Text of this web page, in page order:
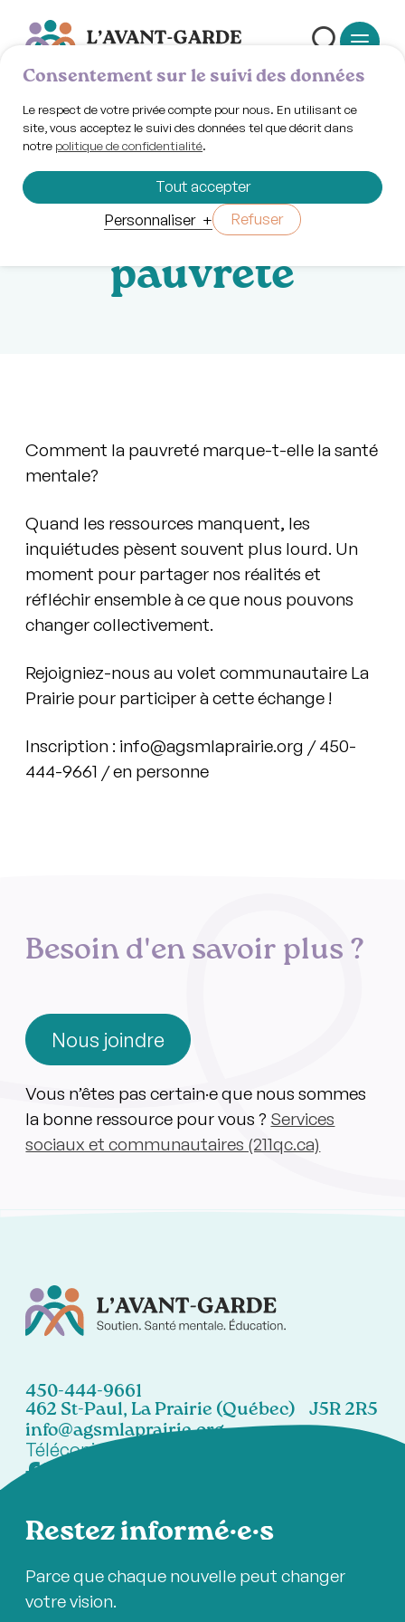
Jeudi 28 mai 2026 | 13h30
Café-discussion:
santé mentale &
pauvreté
Comment la pauvreté marque-t-elle la santé
mentale?
Quand les ressources manquent, les
inquiétudes pèsent souvent plus lourd. Un
moment pour partager nos réalités et
réfléchir ensemble à ce que nous pouvons
changer collectivement.
Rejoigniez-nous au volet communautaire La
Prairie pour participer à cette échange !
Inscription : info@agsmlaprairie.org / 450-
444-9661 / en personne
Besoin d'en savoir plus ?
Nous joindre
Vous n’êtes pas certain·e que nous sommes
la bonne ressource pour vous ? Services
sociaux et communautaires (211qc.ca)
450-444-9661
462 St-Paul, La Prairie (Québec) J5R 2R5
info@agsmlaprairie.org
Télécopieur:
Restez informé·e·s
Parce que chaque nouvelle peut changer
votre vision.
Consentement sur le suivi des données
Le respect de votre privée compte pour nous. En utilisant ce
site, vous acceptez le suivi des données tel que décrit dans
notre politique de confidentialité.
Personnaliser + Refuser
Tout accepter